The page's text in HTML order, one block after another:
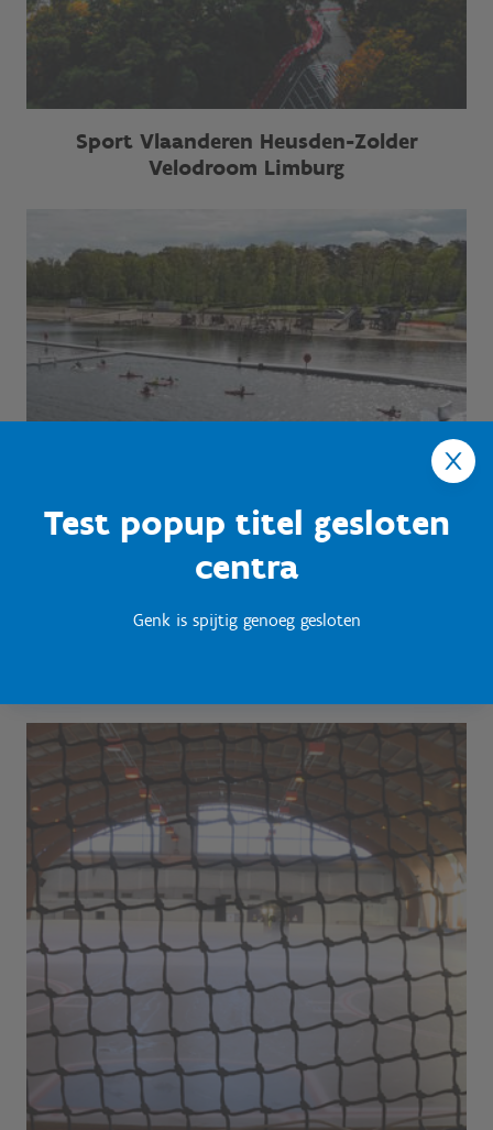
Test popup titel gesloten
centra
Genk is spijtig genoeg gesloten
Sport Vlaanderen Heusden-Zolder
Velodroom Limburg